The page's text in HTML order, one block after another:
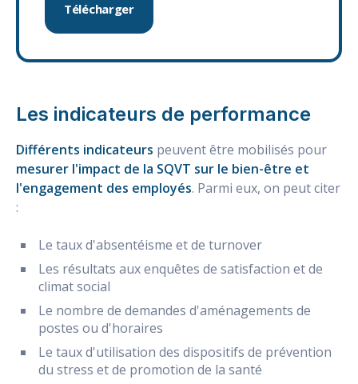
Télécharger
Les indicateurs de performance
Différents indicateurs peuvent être mobilisés pour
mesurer l'impact de la SQVT sur le bien-être et
l'engagement des employés. Parmi eux, on peut citer
:
Le taux d'absentéisme et de turnover
Les résultats aux enquêtes de satisfaction et de
climat social
Le nombre de demandes d'aménagements de
postes ou d'horaires
Le taux d'utilisation des dispositifs de prévention
du stress et de promotion de la santé